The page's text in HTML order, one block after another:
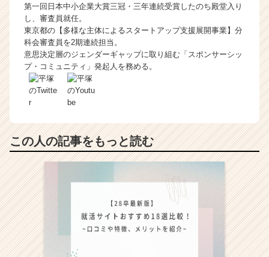
第一回日本中小企業大賞三冠・三年連続受賞したのち殿堂入り
し、審査員就任。
東京都の【多様な主体によるスタートアップ支援展開事業】分
科会審査員を2期連続担当。
意思決定層のジェンダーギャップに取り組む「スポンサーシッ
プ・コミュニティ」発起人を務める。
この人の記事をもっと読む